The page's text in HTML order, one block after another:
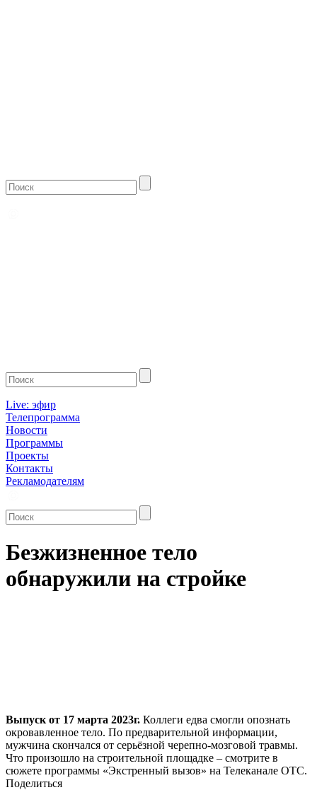
Live: эфир
Телепрограмма
Новости
Программы
Проекты
Контакты
Рекламодателям
Безжизненное тело
обнаружили на стройке
Выпуск от 17 марта 2023г. Коллеги едва смогли опознать
окровавленное тело. По предварительной информации,
мужчина скончался от серьёзной черепно-мозговой травмы.
Что произошло на строительной площадке – смотрите в
сюжете программы «Экстренный вызов» на Телеканале ОТС.
Поделиться